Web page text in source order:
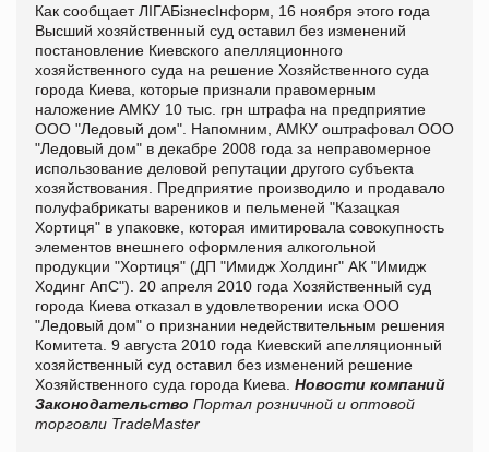
Как сообщает ЛІГАБізнесІнформ, 16 ноября этого года
Высший хозяйственный суд оставил без изменений
постановление Киевского апелляционного
хозяйственного суда на решение Хозяйственного суда
города Киева, которые признали правомерным
наложение АМКУ 10 тыс. грн штрафа на предприятие
ООО "Ледовый дом". Напомним, АМКУ оштрафовал ООО
"Ледовый дом" в декабре 2008 года за неправомерное
использование деловой репутации другого субъекта
хозяйствования. Предприятие производило и продавало
полуфабрикаты вареников и пельменей "Казацкая
Хортиця" в упаковке, которая имитировала совокупность
элементов внешнего оформления алкогольной
продукции "Хортиця" (ДП "Имидж Холдинг" АК "Имидж
Ходинг АпС"). 20 апреля 2010 года Хозяйственный суд
города Киева отказал в удовлетворении иска ООО
"Ледовый дом" о признании недействительным решения
Комитета. 9 августа 2010 года Киевский апелляционный
хозяйственный суд оставил без изменений решение
Хозяйственного суда города Киева. Новости компаний
Законодательство Портал розничной и оптовой
торговли TradeMaster